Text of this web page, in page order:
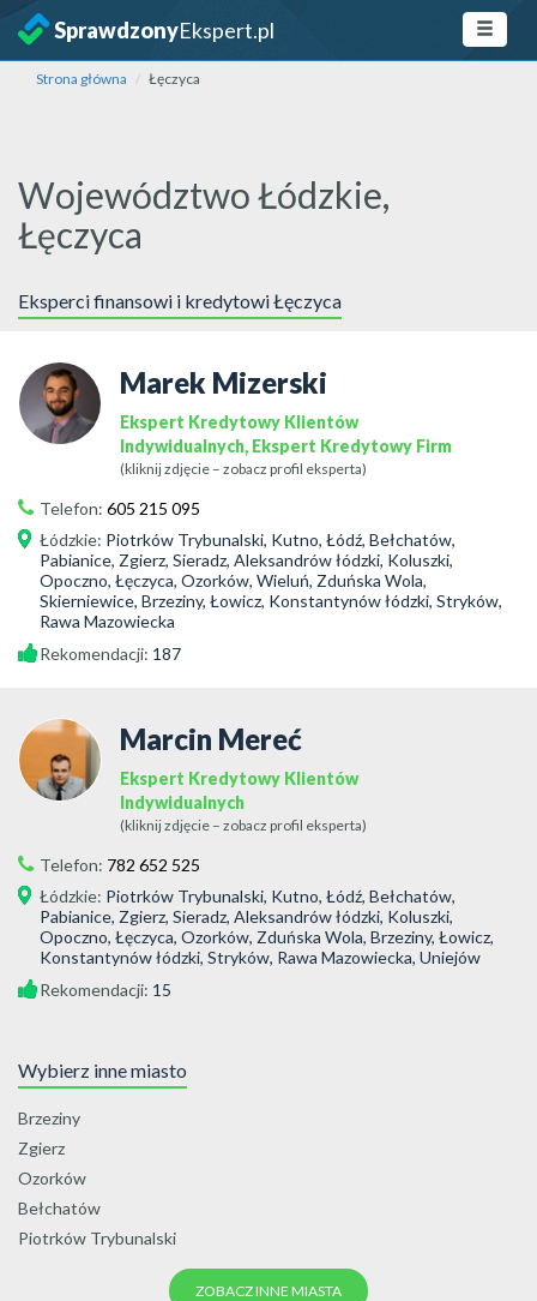
SprawdzonyEkspert.pl
Strona główna Łęczyca
Województwo Łódzkie,
Łęczyca
Eksperci finansowi i kredytowi Łęczyca
Marek Mizerski
Ekspert Kredytowy Klientów
Indywidualnych, Ekspert Kredytowy Firm
(kliknij zdjęcie – zobacz profil eksperta)
Telefon: 605 215 095
Łódzkie: Piotrków Trybunalski, Kutno, Łódź, Bełchatów,
Pabianice, Zgierz, Sieradz, Aleksandrów łódzki, Koluszki,
Opoczno, Łęczyca, Ozorków, Wieluń, Zduńska Wola,
Skierniewice, Brzeziny, Łowicz, Konstantynów łódzki, Stryków,
Rawa Mazowiecka
Rekomendacji: 187
Marcin Mereć
Ekspert Kredytowy Klientów
Indywidualnych
(kliknij zdjęcie – zobacz profil eksperta)
Telefon: 782 652 525
Łódzkie: Piotrków Trybunalski, Kutno, Łódź, Bełchatów,
Pabianice, Zgierz, Sieradz, Aleksandrów łódzki, Koluszki,
Opoczno, Łęczyca, Ozorków, Zduńska Wola, Brzeziny, Łowicz,
Konstantynów łódzki, Stryków, Rawa Mazowiecka, Uniejów
Rekomendacji: 15
Wybierz inne miasto
Brzeziny
Zgierz
Ozorków
Bełchatów
Piotrków Trybunalski
ZOBACZ INNE MIASTA